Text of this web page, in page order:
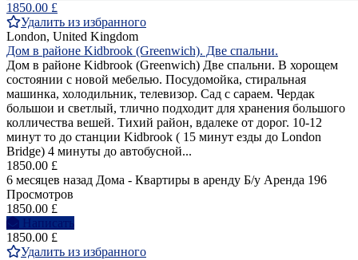
1850.00 £
Удалить из избранного
London, United Kingdom
Дом в районе Kidbrook (Greenwich). Две спальни.
Дом в районе Kidbrook (Greenwich) Две спальни. В хорощем
состоянии с новой мебелью. Посудомойка, стиральная
машинка, холодильник, телевизор. Сад с сараем. Чердак
большои и светлый, тлично подходит для хранения большого
колличества вешей. Тихий район, вдалеке от дорог. 10-12
минут то до станции Kidbrook ( 15 минут езды до London
Bridge) 4 минуты до автобусной...
1850.00 £
6 месяцев назад Дома - Квартиры в аренду Б/у Аренда 196
Просмотров
1850.00 £
Написать
1850.00 £
Удалить из избранного